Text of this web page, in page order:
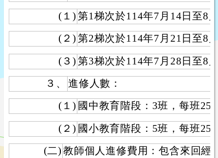
(１) 第1梯次於114年7月14日至8
(２) 第2梯次於114年7月21日至8
(３) 第3梯次於114年7月28日至8
３、
進修人數：
(１) 國中教育階段：3班，每班25
(２) 國小教育階段：5班，每班25
(二) 教師個人進修費用：包含來回經